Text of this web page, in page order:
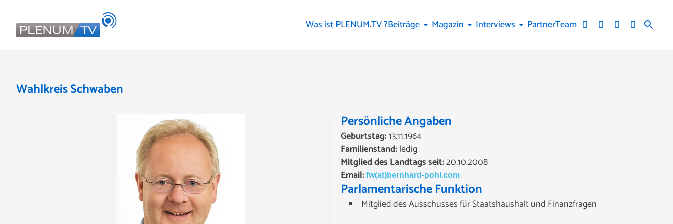
search
Was ist PLENUM.TV ?Beiträge arrow_drop_down Magazin arrow_drop_down Interviews arrow_drop_down PartnerTeam
Wahlkreis Schwaben
Persönliche Angaben
Geburtstag:13.11.1964
Familienstand: ledig
Mitglied des Landtags seit:20.10.2008
Email: fw(at)bernhard-pohl.com
Parlamentarische Funktion
Mitglied des Ausschusses für Staatshaushalt und Finanzfragen